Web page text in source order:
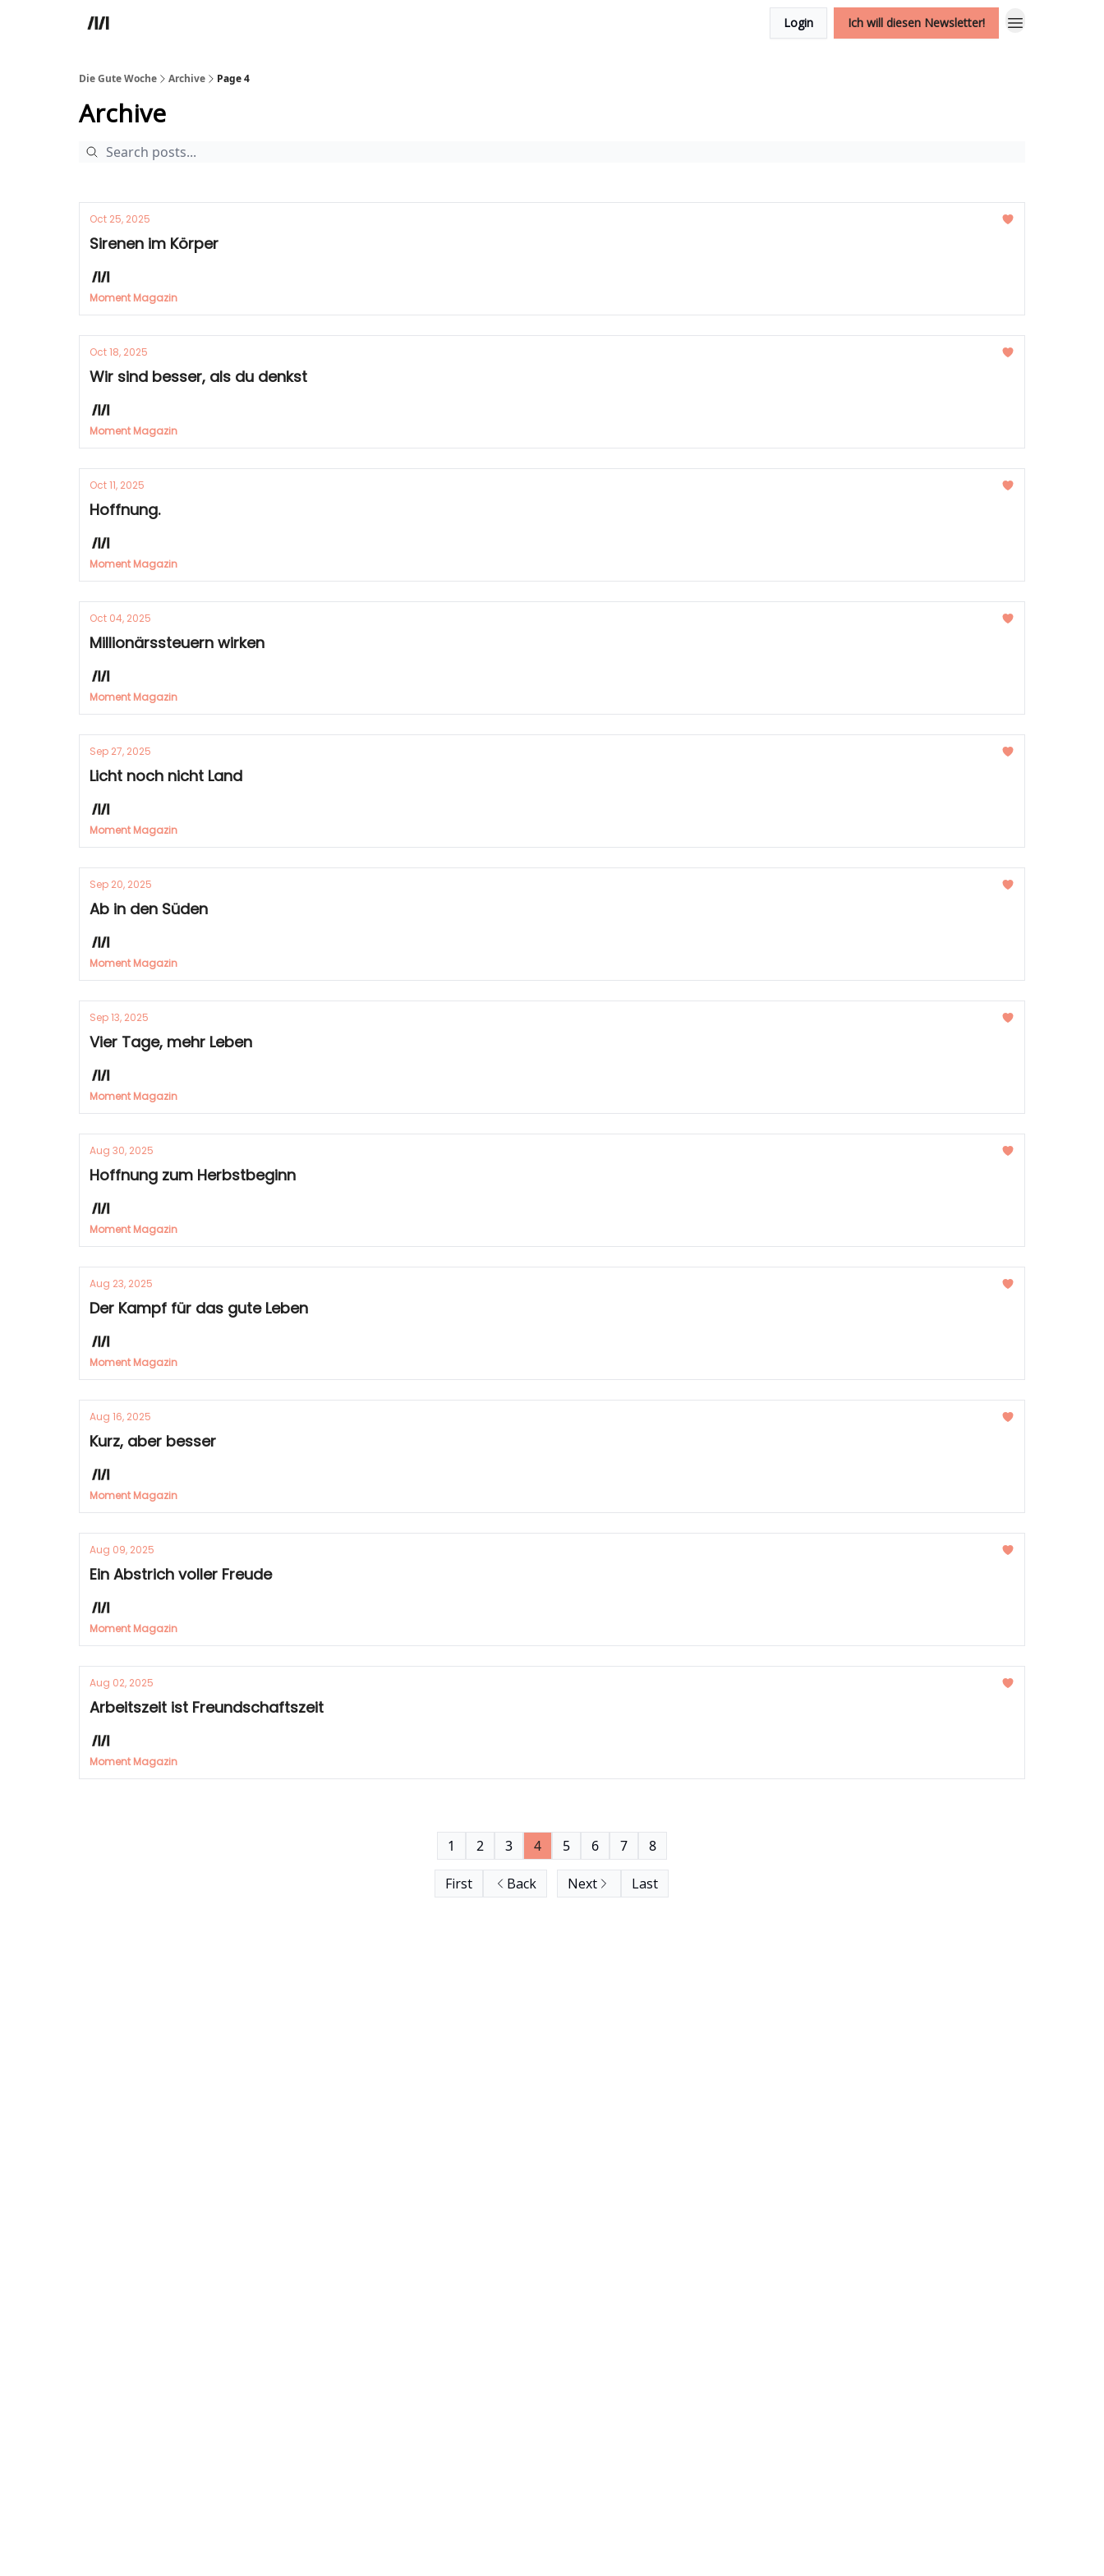
Login Ich will diesen Newsletter!
Die Gute Woche Archive Page 4
Archive
Oct 25, 2025
Sirenen im Körper
Moment Magazin
Oct 18, 2025
Wir sind besser, als du denkst
Moment Magazin
Oct 11, 2025
Hoffnung.
Moment Magazin
Oct 04, 2025
Millionärssteuern wirken
Moment Magazin
Sep 27, 2025
Licht noch nicht Land
Moment Magazin
Sep 20, 2025
Ab in den Süden
Moment Magazin
Sep 13, 2025
Vier Tage, mehr Leben
Moment Magazin
Aug 30, 2025
Hoffnung zum Herbstbeginn
Moment Magazin
Aug 23, 2025
Der Kampf für das gute Leben
Moment Magazin
Aug 16, 2025
Kurz, aber besser
Moment Magazin
Aug 09, 2025
Ein Abstrich voller Freude
Moment Magazin
Aug 02, 2025
Arbeitszeit ist Freundschaftszeit
Moment Magazin
First Back
1 2 3 4 5 6 7 8
Next Last